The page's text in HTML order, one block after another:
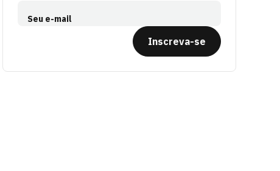
Seu e-mail
Inscreva-se